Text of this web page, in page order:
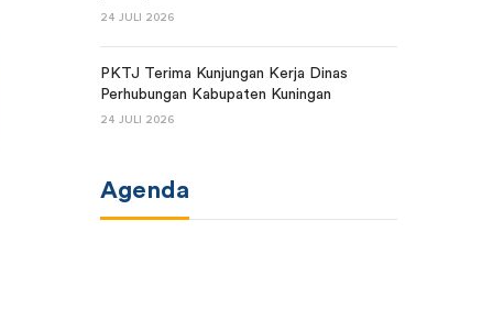
24 JULI 2026
PKTJ Terima Kunjungan Kerja Dinas
Perhubungan Kabupaten Kuningan
24 JULI 2026
Agenda